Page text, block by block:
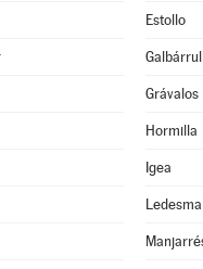
Estollo
Grávalos
Hormilla
Igea